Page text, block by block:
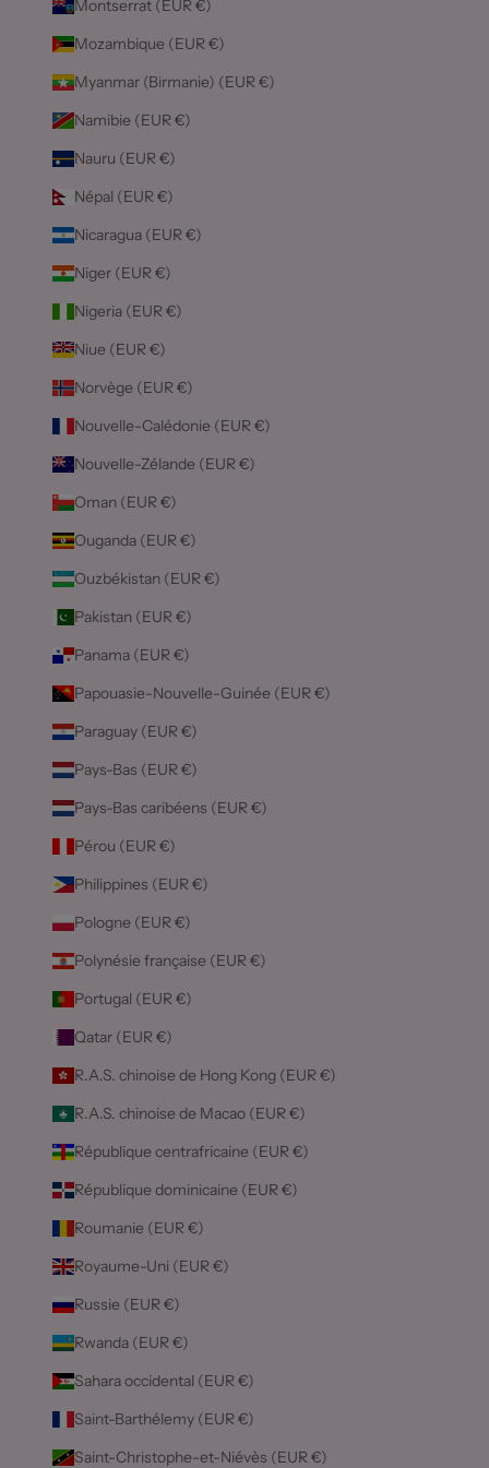
Montserrat (EUR €)
Mozambique (EUR €)
Myanmar (Birmanie) (EUR €)
Namibie (EUR €)
Nauru (EUR €)
Népal (EUR €)
Nicaragua (EUR €)
Niger (EUR €)
Nigeria (EUR €)
Niue (EUR €)
Norvège (EUR €)
Nouvelle-Calédonie (EUR €)
Nouvelle-Zélande (EUR €)
Oman (EUR €)
Ouganda (EUR €)
Ouzbékistan (EUR €)
Pakistan (EUR €)
Panama (EUR €)
Papouasie-Nouvelle-Guinée (EUR €)
Paraguay (EUR €)
Pays-Bas (EUR €)
Pays-Bas caribéens (EUR €)
Pérou (EUR €)
Philippines (EUR €)
Pologne (EUR €)
Polynésie française (EUR €)
Portugal (EUR €)
Qatar (EUR €)
R.A.S. chinoise de Hong Kong (EUR €)
R.A.S. chinoise de Macao (EUR €)
République centrafricaine (EUR €)
République dominicaine (EUR €)
Roumanie (EUR €)
Royaume-Uni (EUR €)
Russie (EUR €)
Rwanda (EUR €)
Sahara occidental (EUR €)
Saint-Barthélemy (EUR €)
Saint-Christophe-et-Niévès (EUR €)